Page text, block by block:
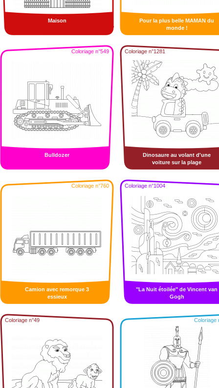
Maison
Pour la plus belle MAMAN du
monde !
Coloriage n°549
Bulldozer
Coloriage n°1281
Dinosaure au volant d'une
voiture sur la plage
Coloriage n°760
Camion avec remorque 3
essieux
Coloriage n°1004
"La Nuit étoilée" de Vincent van
Gogh
Coloriage n°49 Coloriage